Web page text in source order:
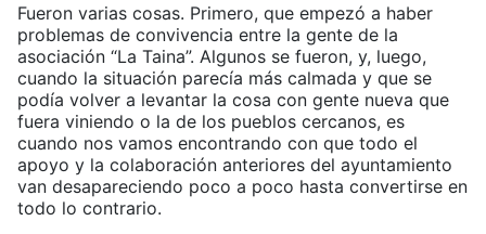
Fueron varias cosas. Primero, que empezó a haber
problemas de convivencia entre la gente de la
asociación “La Taina”. Algunos se fueron, y, luego,
cuando la situación parecía más calmada y que se
podía volver a levantar la cosa con gente nueva que
fuera viniendo o la de los pueblos cercanos, es
cuando nos vamos encontrando con que todo el
apoyo y la colaboración anteriores del ayuntamiento
van desapareciendo poco a poco hasta convertirse en
todo lo contrario.